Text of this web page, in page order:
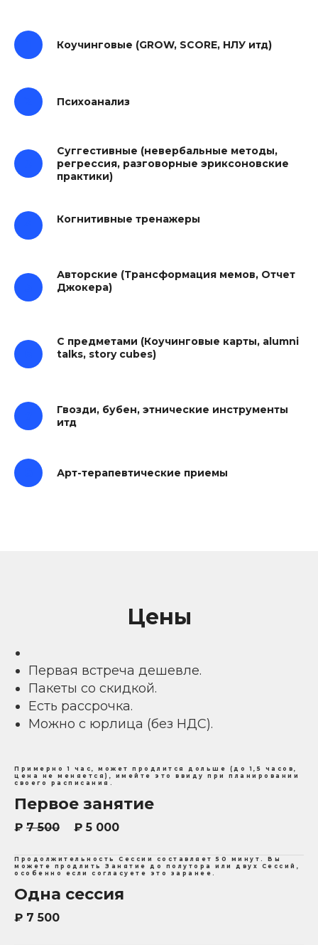
Коучинговые (GROW, SCORE, НЛУ итд)
Психоанализ
Суггестивные (невербальные методы,
регрессия, разговорные эриксоновские
практики)
Когнитивные тренажеры
Авторские (Трансформация мемов, Отчет
Джокера)
С предметами (Коучинговые карты, alumni
talks, story cubes)
Гвозди, бубен, этнические инструменты
итд
Арт-терапевтические приемы
Цены
Первая встреча дешевле.
Пакеты со скидкой.
Есть рассрочка.
Можно с юрлица (без НДС).
Примерно 1 час, может продлится дольше (до 1,5 часов,
цена не меняется), имейте это ввиду при планировании
своего расписания.
Первое занятие
₽ 7 500 ₽ 5 000
Продолжительность Сессии составляет 50 минут. Вы
можете продлить Занятие до полутора или двух Сессий,
особенно если согласуете это заранее.
Одна сессия
₽ 7 500